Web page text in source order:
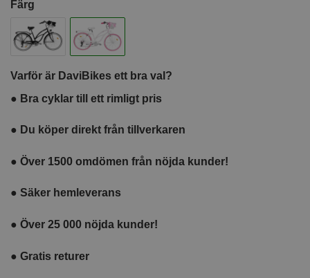
Färg
Varför är DaviBikes ett bra val?
● Bra cyklar till ett rimligt pris
● Du köper direkt från tillverkaren
● Över 1500 omdömen från nöjda kunder!
● Säker hemleverans
● Över 25 000 nöjda kunder!
● Gratis returer